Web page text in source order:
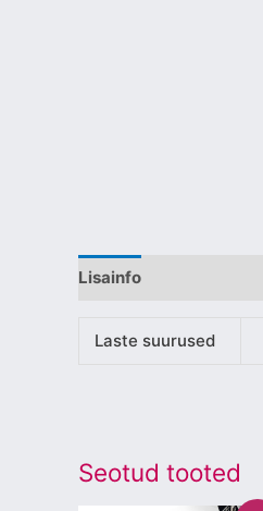
Lisainfo
Laste suurused
Seotud tooted